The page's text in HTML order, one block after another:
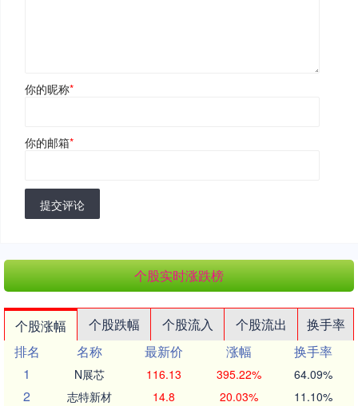
你的昵称*
你的邮箱*
提交评论
个股实时涨跌榜
个股涨幅 个股跌幅 个股流入 个股流出
换手率
排名
名称 最新价 涨幅
换手率
1
N展芯 116.13 395.22% 64.09%
2 志特新材 14.8 20.03% 11.10%